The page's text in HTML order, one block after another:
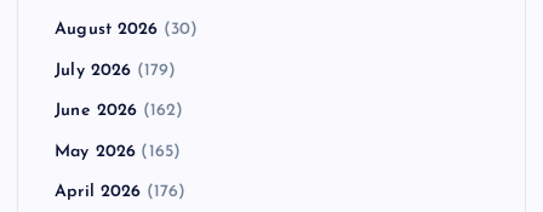
August 2026 (30)
July 2026 (179)
June 2026 (162)
May 2026 (165)
April 2026 (176)